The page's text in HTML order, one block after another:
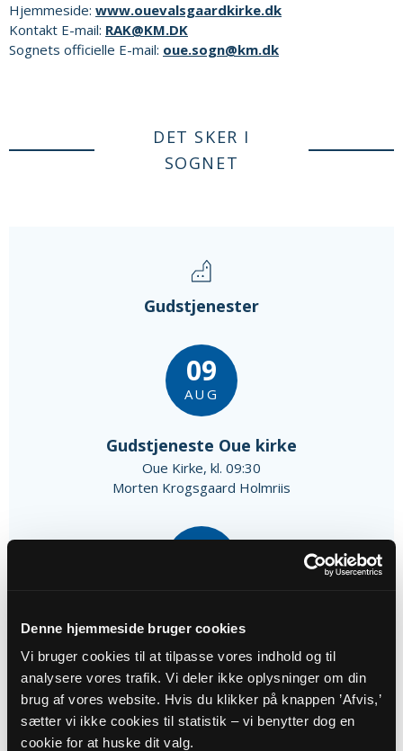
Denne hjemmeside bruger cookies
Vi bruger cookies til at tilpasse vores indhold og til
analysere vores trafik. Vi deler ikke oplysninger om din
brug af vores website. Hvis du klikker på knappen ’Afvis,’
sætter vi ikke cookies til statistik – vi benytter dog en
cookie for at huske dit valg.
Hjemmeside: www.ouevalsgaardkirke.dk
Kontakt E-mail: RAK@KM.DK
Sognets officielle E-mail: oue.sogn@km.dk
DET SKER I
SOGNET
Gudstjenester
09
AUG
Gudstjeneste Oue kirke
Oue Kirke, kl. 09:30
Morten Krogsgaard Holmriis
16
Gudstjeneste Valsgaard kirke
Valsgaard Kirke, kl. 11:00
Rasmus Kirketerp
Alle gudstjenester